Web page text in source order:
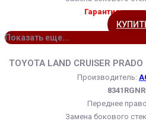
Гарантия на
Показать еще...
TOYOTA LAND CRUISER
Производитель:
Переднее
Замена бокового